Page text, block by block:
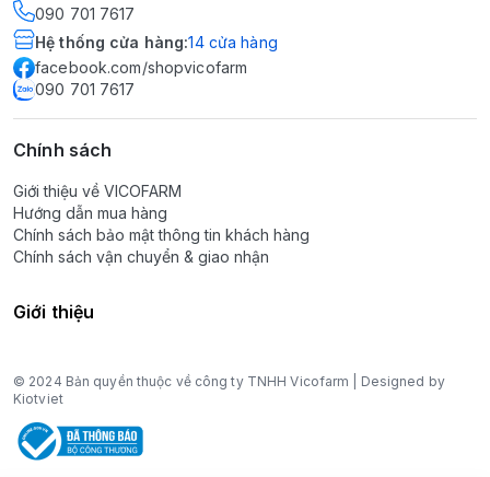
090 701 7617
Hệ thống cửa hàng:14 cửa hàng
facebook.com/shopvicofarm
090 701 7617
Chính sách
Giới thiệu về VICOFARM
Hướng dẫn mua hàng
Chính sách bảo mật thông tin khách hàng
Chính sách vận chuyển & giao nhận
Giới thiệu
© 2024 Bản quyền thuộc về công ty TNHH Vicofarm | Designed by
Kiotviet